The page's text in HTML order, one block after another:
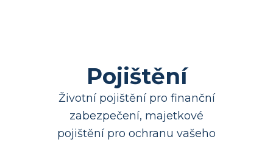
Pojištění
Životní pojištění pro finanční
zabezpečení, majetkové
pojištění pro ochranu vašeho